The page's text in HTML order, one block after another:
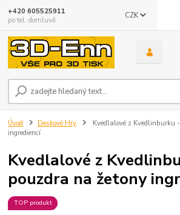
CZK
+420 605525911
po tel. domluvě
Úvod Deskové Hry
Kvedlalové z Kvedlinburku
ingrediencí
Kvedlalové z
pouzdra na žetony
TOP produkt